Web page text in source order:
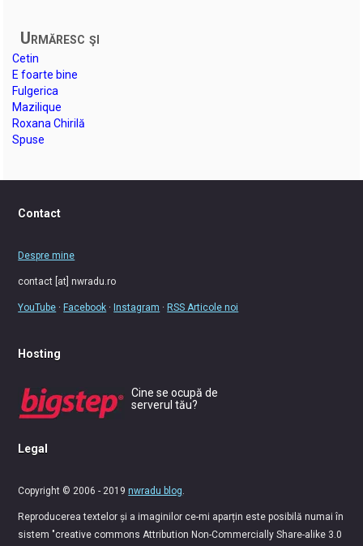
Urmăresc şi
Cetin
E foarte bine
Fulgerica
Mazilique
Roxana Chirilă
Spuse
Contact
Despre mine
contact [at] nwradu.ro
YouTube · Facebook · Instagram · RSS Articole noi
Hosting
Cine se ocupă de
serverul tău?
Legal
Copyright © 2006 - 2019nwradu blog.
Reproducerea textelor și a imaginilor ce-mi aparțin este posibilă numai în
sistem "creative commons Attribution Non-Commercially Share-alike 3.0